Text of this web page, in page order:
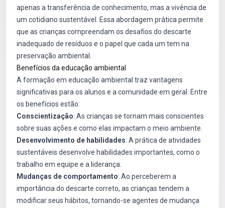
apenas a transferência de conhecimento, mas a vivência de
um cotidiano sustentável. Essa abordagem prática permite
que as crianças compreendam os desafios do descarte
inadequado de resíduos e o papel que cada um tem na
preservação ambiental.
Benefícios da educação ambiental
A formação em educação ambiental traz vantagens
significativas para os alunos e a comunidade em geral. Entre
os benefícios estão:
Conscientização: As crianças se tornam mais conscientes
sobre suas ações e como elas impactam o meio ambiente.
Desenvolvimento de habilidades: A prática de atividades
sustentáveis desenvolve habilidades importantes, como o
trabalho em equipe e a liderança.
Mudanças de comportamento: Ao perceberem a
importância do descarte correto, as crianças tendem a
modificar seus hábitos, tornando-se agentes de mudança